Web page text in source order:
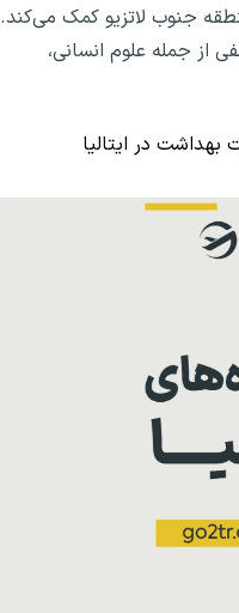
جنوب لاتزیو کمک می‌کند.
زمینه‌های مختلفی از جمله علوم انسانی،
بهداشت در ایتالیا